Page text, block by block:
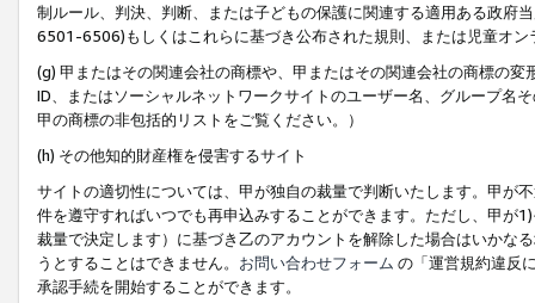
制ルール、判決、判断、または子どもの保護に関連する適用ある政府
6501-6506)もしくはこれらに基づき公布された規則、または児童オン
(g) 甲またはその関連会社の商標や、甲またはその関連会社の商標の
ID、またはソーシャルネットワークサイトのユーザー名、グループ名
甲の商標の非包括的リストをご覧ください。）
(h) その他知的財産権を侵害するサイト
サイトの適切性については、甲が独自の裁量で判断いたします。甲が
件を遵守すればいつでも再申込みすることができます。ただし、甲が
裁量で決定します）に基づき乙のアカウントを解除した場合はいかな
うとすることはできません。 お問い合わせフォーム の「運営規約違反
承認手続を開始することができます。